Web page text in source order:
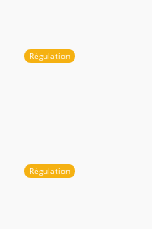
Régulation
Régulation